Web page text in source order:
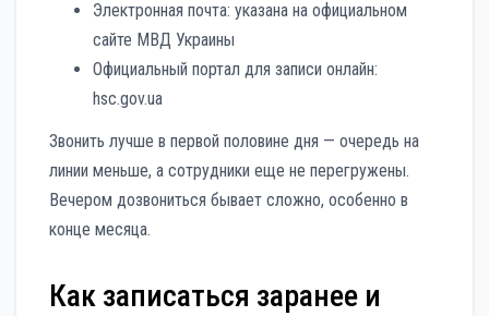
Электронная почта: указана на официальном
сайте МВД Украины
Официальный портал для записи онлайн:
hsc.gov.ua
Звонить лучше в первой половине дня — очередь на
линии меньше, а сотрудники еще не перегружены.
Вечером дозвониться бывает сложно, особенно в
конце месяца.
Как записаться заранее и